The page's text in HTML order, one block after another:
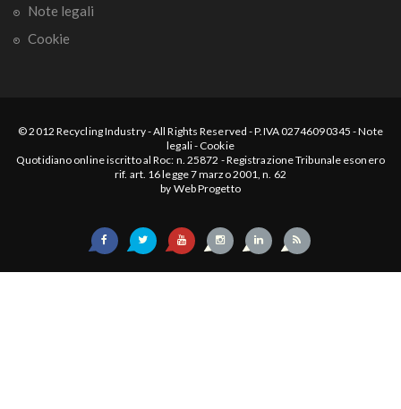
Note legali
Cookie
© 2012 Recycling Industry-All Rights Reserved - P.IVA 02746090345 -Note
legali- Cookie
Quotidiano online iscritto al Roc: n. 25872 - Registrazione Tribunale esonero
rif. art. 16 legge 7 marzo 2001, n. 62
by Web Progetto